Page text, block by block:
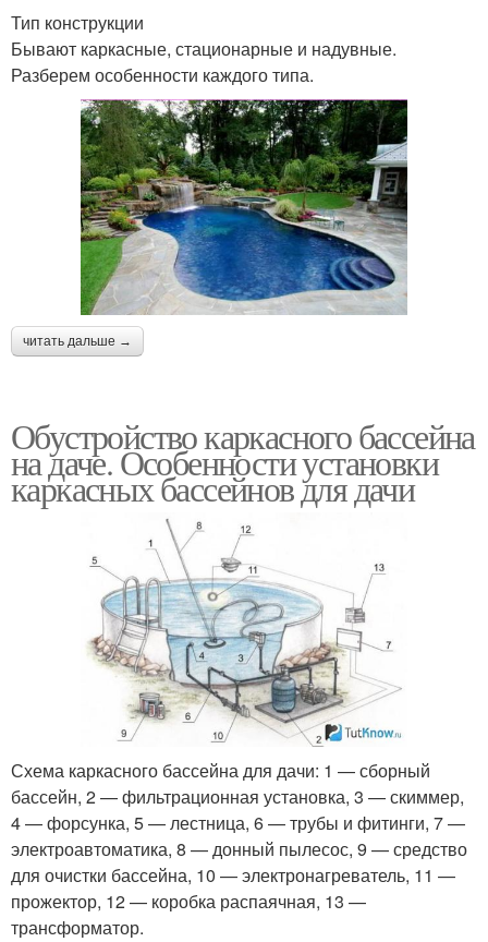
Тип конструкции
Бывают каркасные, стационарные и надувные.
Разберем особенности каждого типа.
читать дальше →
Обустройство каркасного бассейна
на даче. Особенности установки
каркасных бассейнов для дачи
Схема каркасного бассейна для дачи: 1 — сборный
бассейн, 2 — фильтрационная установка, 3 — скиммер,
4 — форсунка, 5 — лестница, 6 — трубы и фитинги, 7 —
электроавтоматика, 8 — донный пылесос, 9 — средство
для очистки бассейна, 10 — электронагреватель, 11 —
прожектор, 12 — коробка распаячная, 13 —
трансформатор.